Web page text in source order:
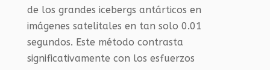
de los grandes icebergs antárticos en
imágenes satelitales en tan solo 0.01
segundos. Este método contrasta
significativamente con los esfuerzos